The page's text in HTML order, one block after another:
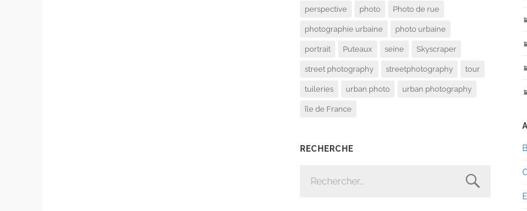
perspective photo Photo de rue
photographie urbaine photo urbaine
portrait Puteaux seine Skyscraper
street photography streetphotography tour
tuileries urban photo urban photography
île de France
RECHERCHE